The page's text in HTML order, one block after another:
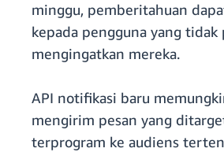
minggu, pemberitahuan
kepada pengguna yang
mengingatkan mereka.
API notifikasi baru
mengirim pesan yang
terprogram ke audiens